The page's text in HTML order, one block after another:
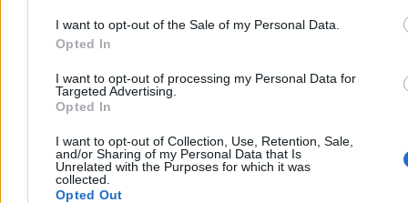
I want to opt-out of the Sale of my Personal Data.
Opted In
I want to opt-out of processing my Personal Data for
Targeted Advertising.
Opted In
I want to opt-out of Collection, Use, Retention, Sale,
and/or Sharing of my Personal Data that Is
Unrelated with the Purposes for which it was
collected.
Opted Out